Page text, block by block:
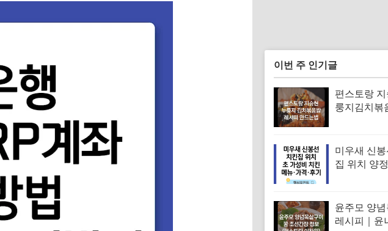
이번 주 인기글
편스토랑
룽지김치볶
미우새 신
집 위치 양
기
윤주모 양
레시피｜윤